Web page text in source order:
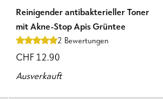
Reinigender
antibakterieller
Toner
Akne-
Stop
Reinigender antibakterieller Toner
mit Akne-Stop Apis Grüntee
2 Bewertungen
CHF 12.90
Ausverkauft